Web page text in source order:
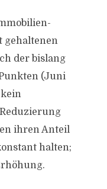
gehaltenen
der bislang
(Juni
kein
ihren Anteil
halten;